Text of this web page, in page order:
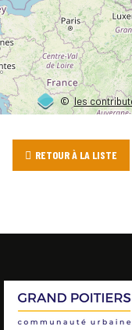
©les
RETOUR À LA LISTE